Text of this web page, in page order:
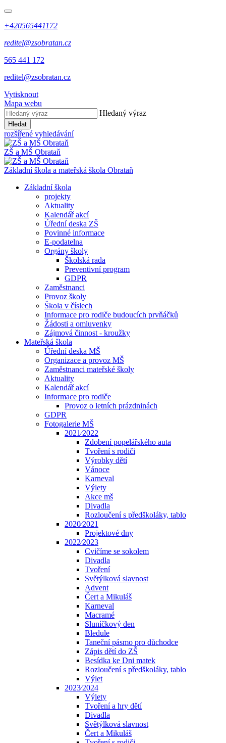
+420565441172
reditel@zsobratan.cz
565 441 172
reditel@zsobratan.cz
Vytisknout
Mapa webu
Hledaný výraz
Hledat
rozšířené vyhledávání
ZŠ a MŠ Obrataň
Základní škola a mateřská škola Obrataň
Základní škola
projekty
Aktuality
Kalendář akcí
Úřední deska ZŠ
Povinné informace
E-podatelna
Orgány školy
Školská rada
Preventivní program
GDPR
Zaměstnanci
Provoz školy
Škola v číslech
Informace pro rodiče budoucích prvňáčků
Žádosti a omluvenky
Zájmová činnost - kroužky
Mateřská škola
Úřední deska MŠ
Organizace a provoz MŠ
Zaměstnanci mateřské školy
Aktuality
Kalendář akcí
Informace pro rodiče
Provoz o letních prázdninách
GDPR
Fotogalerie MŠ
2021⁄2022
Zdobení popelářského auta
Tvoření s rodiči
Výrobky dětí
Vánoce
Karneval
Výlety
Akce mš
Divadla
Rozloučení s předškoláky, tablo
2020⁄2021
Projektové dny
2022⁄2023
Cvičíme se sokolem
Divadla
Tvoření
Světýlková slavnost
Advent
Čert a Mikuláš
Karneval
Macramé
Sluníčkový den
Bledule
Taneční pásmo pro důchodce
Zápis dětí do ZŠ
Besídka ke Dni matek
Rozloučení s předškoláky, tablo
Výlet
2023⁄2024
Výlety
Tvoření a hry dětí
Divadla
Světýlková slavnost
Čert a Mikuláš